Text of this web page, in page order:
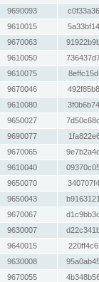
9690093
9610015
9670063
9610050
9610075
9670046
9610080
9650027
9690077
9670065
9610040
9650070
9650043
9670067
9630007
9640015
9630008
9670055